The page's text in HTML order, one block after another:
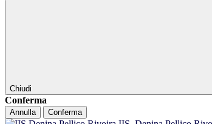
Chiudi
Conferma
Annulla Conferma